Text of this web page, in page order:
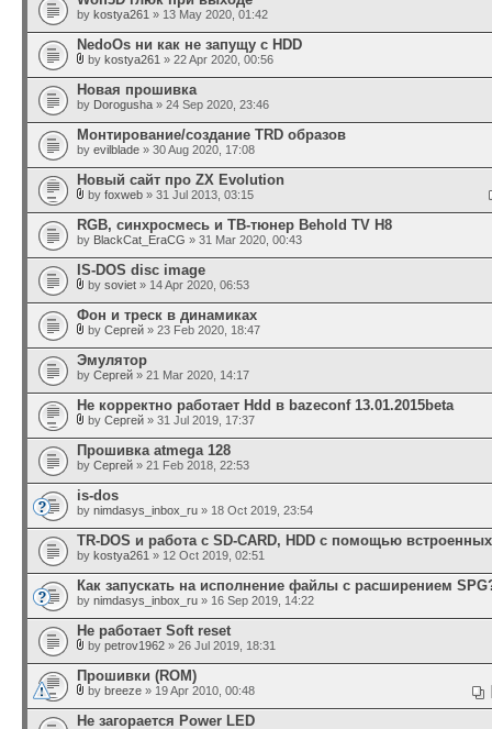
by kostya261 » 13 May 2020, 01:42
NedoOs ни как не запущу с HDD
by kostya261 » 22 Apr 2020, 00:56
Новая прошивка
by Dorogusha » 24 Sep 2020, 23:46
Монтирование/создание TRD образов
by evilblade » 30 Aug 2020, 17:08
Новый сайт про ZX Evolution
by foxweb » 31 Jul 2013, 03:15
RGB, синхросмесь и ТВ-тюнер Behold TV H8
by BlackCat_EraCG » 31 Mar 2020, 00:43
IS-DOS disc image
by soviet » 14 Apr 2020, 06:53
Фон и треск в динамиках
by Сергей » 23 Feb 2020, 18:47
Эмулятор
by Сергей » 21 Mar 2020, 14:17
Не корректно работает Hdd в bazeconf 13.01.2015beta
by Сергей » 31 Jul 2019, 17:37
Прошивка atmega 128
by Сергей » 21 Feb 2018, 22:53
is-dos
by nimdasys_inbox_ru » 18 Oct 2019, 23:54
TR-DOS и работа с SD-CARD, HDD c помощью
by kostya261 » 12 Oct 2019, 02:51
Как запускать на исполнение файлы с расширением
by nimdasys_inbox_ru » 16 Sep 2019, 14:22
Не работает Soft reset
by petrov1962 » 26 Jul 2019, 18:31
Прошивки (ROM)
by breeze » 19 Apr 2010, 00:48
Не загорается Power LED